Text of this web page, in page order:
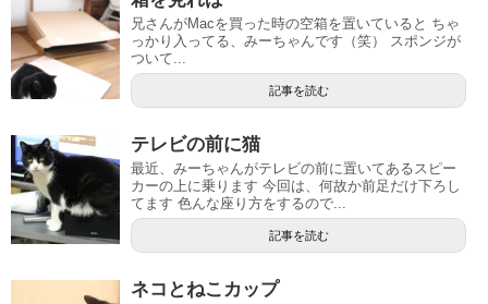
兄さんがMacを買った時の空箱を置いていると ちゃ
っかり入ってる、みーちゃんです（笑） スポンジが
ついて...
記事を読む
テレビの前に猫
最近、みーちゃんがテレビの前に置いてあるスピー
カーの上に乗ります 今回は、何故か前足だけ下ろし
てます 色んな座り方をするので...
記事を読む
ネコとねこカップ